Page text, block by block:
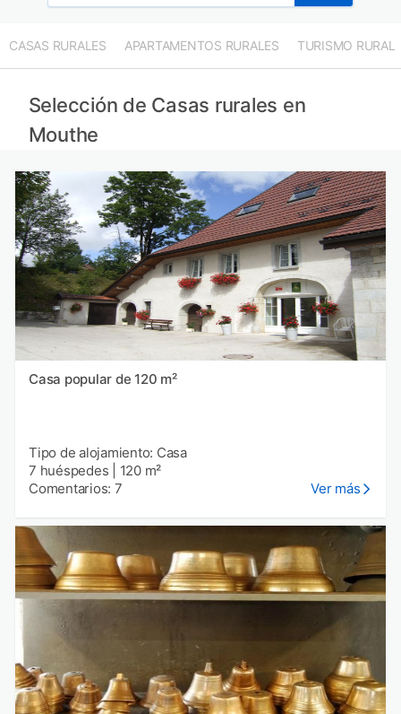
CASAS RURALES APARTAMENTOS RURALES TURISMO RURAL
Selección de Casas rurales en
Mouthe
Casa popular de 120 m²
Tipo de alojamiento: Casa
7 huéspedes
120 m²
Comentarios: 7
Ver más